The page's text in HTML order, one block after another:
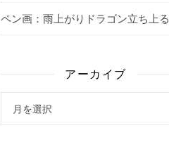
ペン画：雨上がりドラゴン立ち上る
アーカイブ